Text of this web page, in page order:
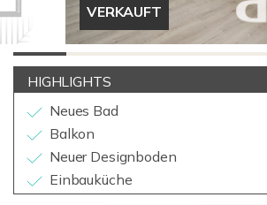
VERKAUFT
HIGHLIGHTS
Neues Bad
Balkon
Neuer Designboden
Einbauküche